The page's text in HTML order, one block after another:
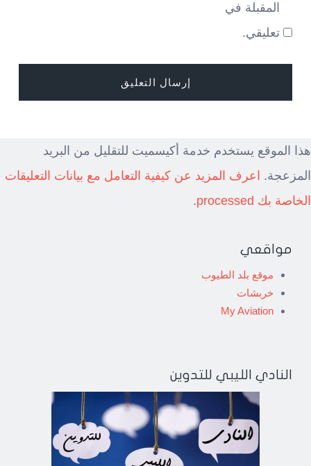
المقبلة في
تعليقي.
هذا الموقع يستخدم خدمة أكيسميت للتقليل من البريد
المزعجة.
اعرف المزيد عن كيفية التعامل مع بيانات التعليقات
الخاصة بك processed
.
مواقعي
موقع بلد الطيوب
خربشات
My Aviation
النادي الليبي للتدوين